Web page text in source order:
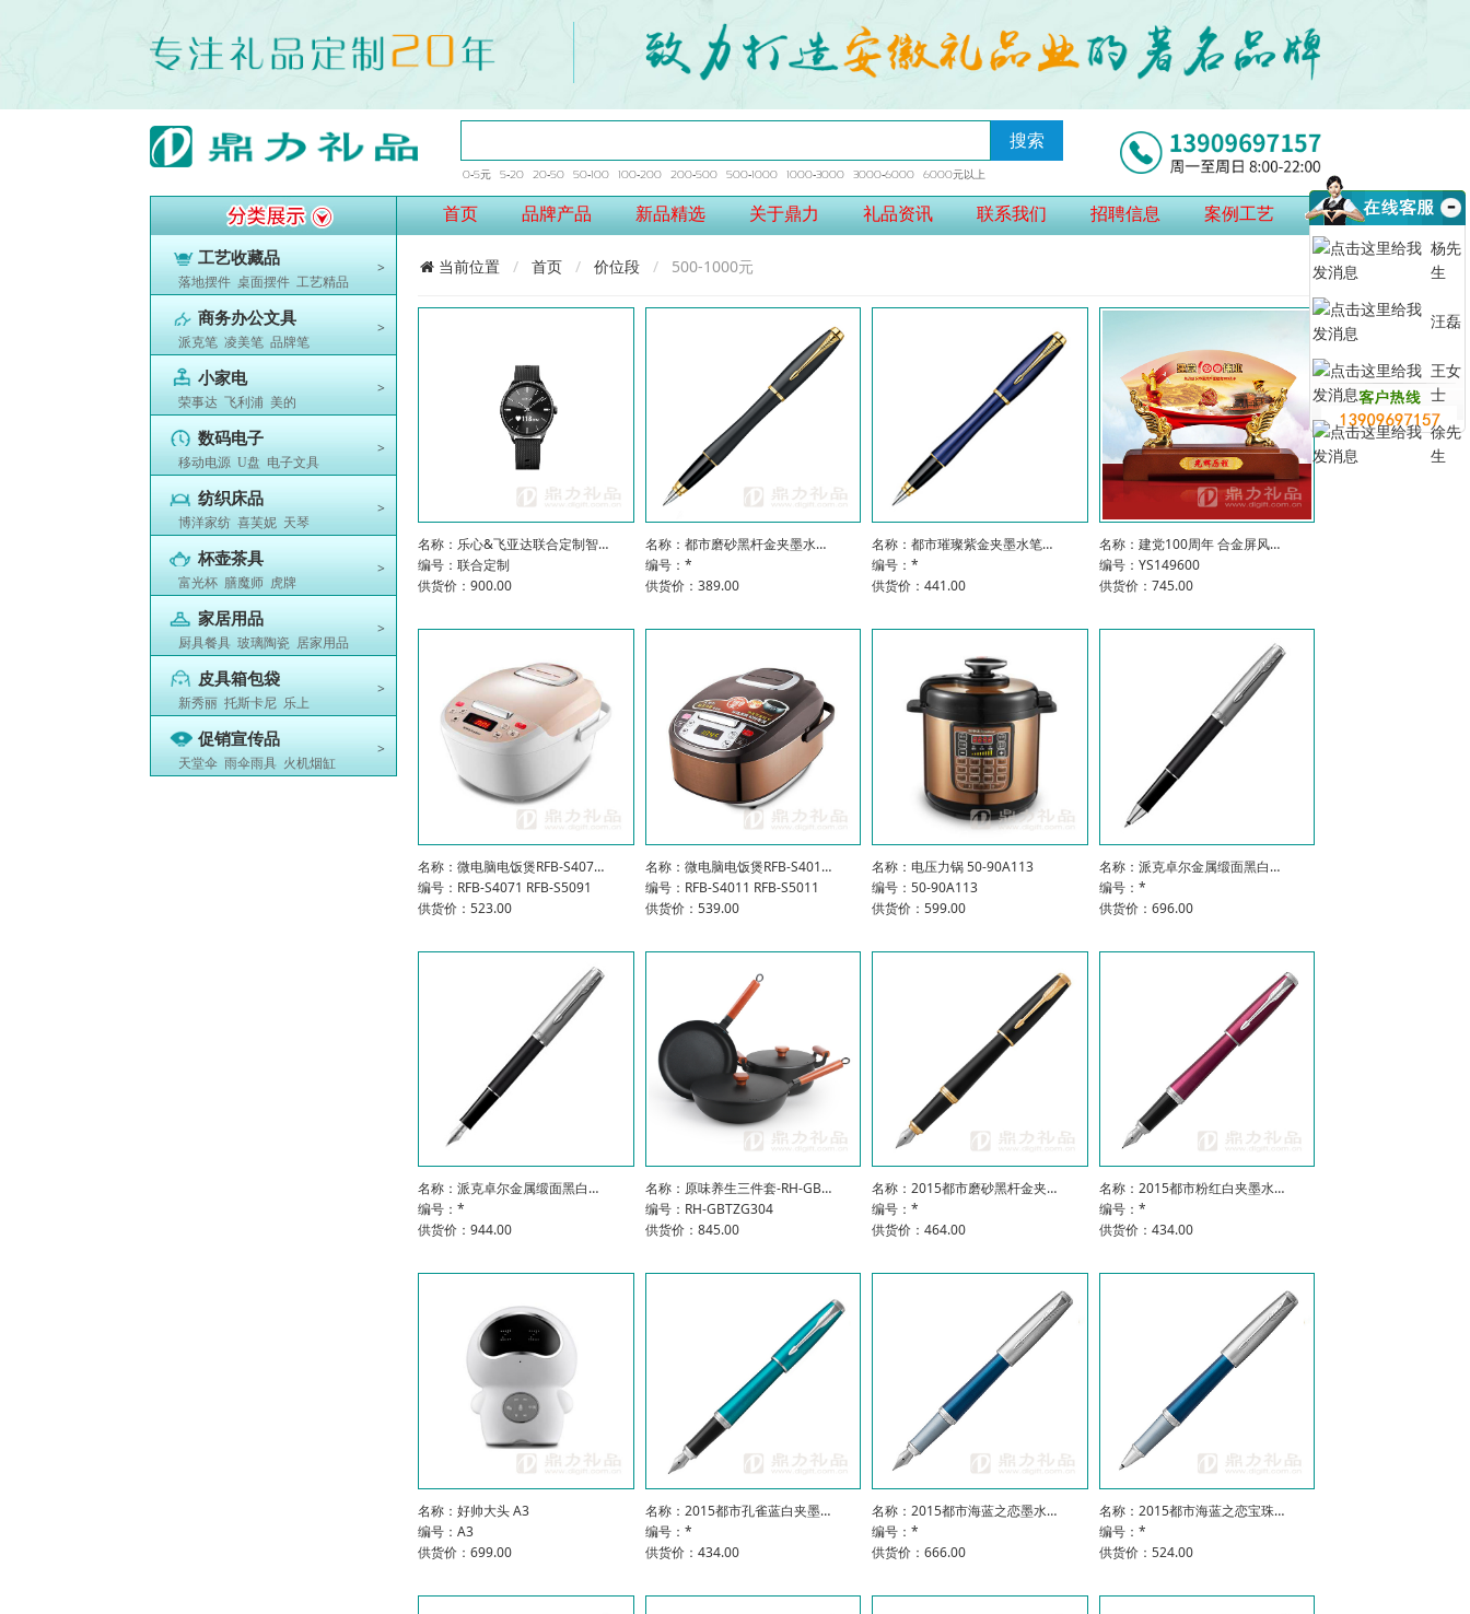
搜索
0-5元 5-20 20-50 50-100 100-200 200-500 500-1000 1000-3000 3000-6000 6000元以上
工艺收藏品
落地摆件 桌面摆件 工艺精品
>
商务办公文具
派克笔 凌美笔 品牌笔
>
小家电
荣事达 飞利浦 美的
>
数码电子
移动电源 U盘 电子文具
>
纺织床品
博洋家纺 喜芙妮 天琴
>
杯壶茶具
富光杯 膳魔师 虎牌
>
家居用品
厨具餐具 玻璃陶瓷 居家用品
>
皮具箱包袋
新秀丽 托斯卡尼 乐上
>
促销宣传品
天堂伞 雨伞雨具 火机烟缸
>
首页 品牌产品 新品精选 关于鼎力 礼品资讯 联系我们 招聘信息 案例工艺
当前位置 首页 价位段 500-1000元
名称：乐心&飞亚达联合定制智…
编号：联合定制
供货价：900.00
名称：都市磨砂黑杆金夹墨水…
编号：*
供货价：389.00
名称：都市璀璨紫金夹墨水笔…
编号：*
供货价：441.00
名称：建党100周年 合金屏风…
编号：YS149600
供货价：745.00
名称：微电脑电饭煲RFB-S407…
编号：RFB-S4071 RFB-S5091
供货价：523.00
名称：微电脑电饭煲RFB-S401…
编号：RFB-S4011 RFB-S5011
供货价：539.00
名称：电压力锅 50-90A113
编号：50-90A113
供货价：599.00
名称：派克卓尔金属缎面黑白…
编号：*
供货价：696.00
名称：派克卓尔金属缎面黑白…
编号：*
供货价：944.00
名称：原味养生三件套-RH-GB…
编号：RH-GBTZG304
供货价：845.00
名称：2015都市磨砂黑杆金夹…
编号：*
供货价：464.00
名称：2015都市粉红白夹墨水…
编号：*
供货价：434.00
名称：好帅大头 A3
编号：A3
供货价：699.00
名称：2015都市孔雀蓝白夹墨…
编号：*
供货价：434.00
名称：2015都市海蓝之恋墨水…
编号：*
供货价：666.00
名称：2015都市海蓝之恋宝珠…
编号：*
供货价：524.00
杨先
生
汪磊
王女
士
徐先
生